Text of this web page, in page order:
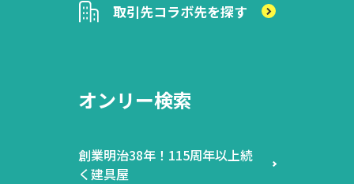
取引先コラボ先を探す
オンリー検索
創業明治38年！115周年以上続
く建具屋